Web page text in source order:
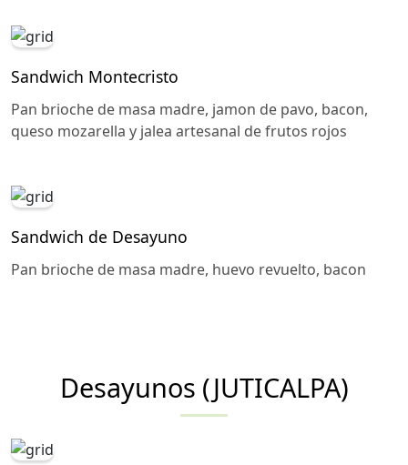
Sandwich Montecristo
Pan brioche de masa madre, jamon de pavo, bacon,
queso mozarella y jalea artesanal de frutos rojos
Sandwich de Desayuno
Pan brioche de masa madre, huevo revuelto, bacon
Desayunos (JUTICALPA)